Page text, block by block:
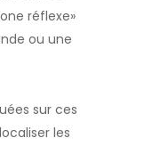
réflexe»
ou une
sur ces
les